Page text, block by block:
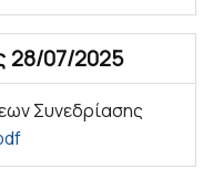
28/07/2025
Συνεδρίασης